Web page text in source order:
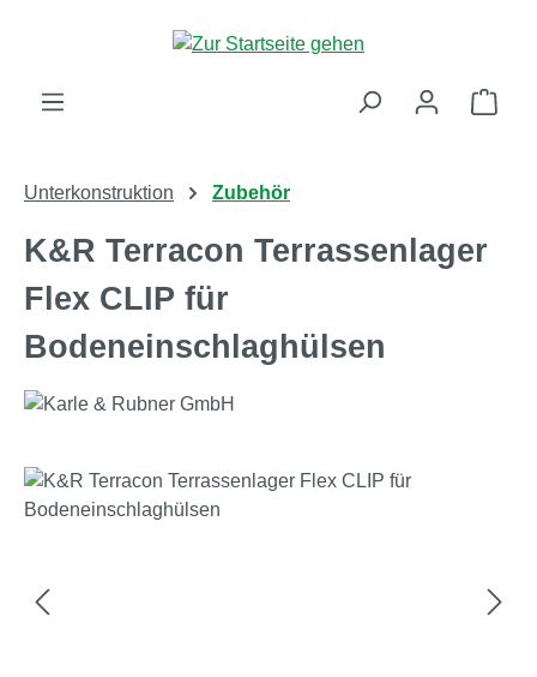
Zum Hauptinhalt springen
Unterkonstruktion Zubehör
K&R Terracon Terrassenlager
Flex CLIP für
Bodeneinschlaghülsen
Bildergalerie überspringen